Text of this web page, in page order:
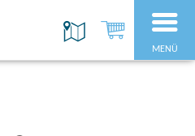
MENÜ